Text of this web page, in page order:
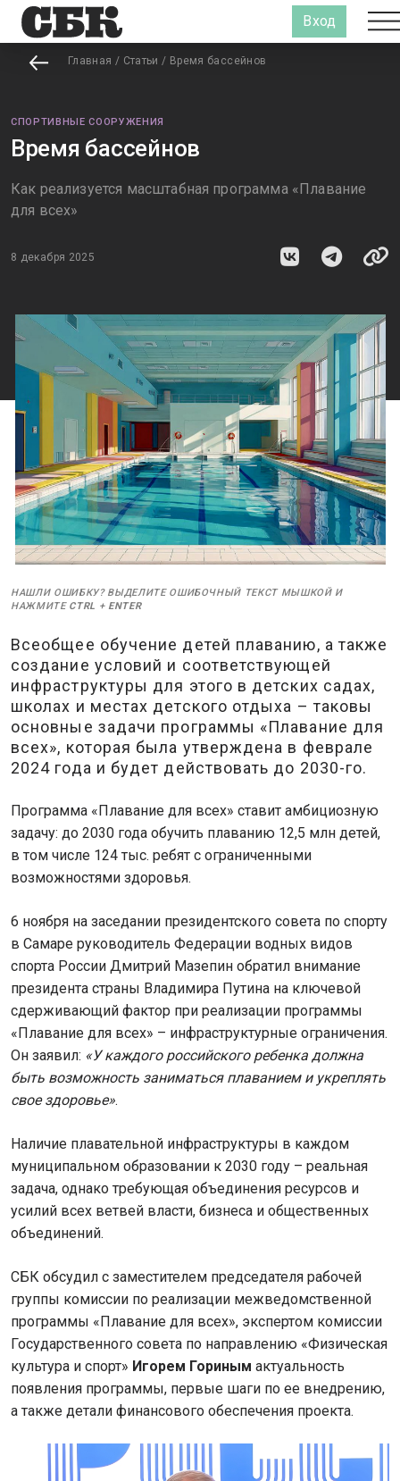
Вход
Главная / Статьи / Время бассейнов
СПОРТИВНЫЕ СООРУЖЕНИЯ
Время бассейнов
Как реализуется масштабная программа «Плавание
для всех»
8 декабря 2025
НАШЛИ ОШИБКУ? ВЫДЕЛИТЕ ОШИБОЧНЫЙ ТЕКСТ МЫШКОЙ И
НАЖМИТЕ CTRL + ENTER
Всеобщее обучение детей плаванию, а также
создание условий и соответствующей
инфраструктуры для этого в детских садах,
школах и местах детского отдыха – таковы
основные задачи программы «Плавание для
всех», которая была утверждена в феврале
2024 года и будет действовать до 2030-го.
Программа «Плавание для всех» ставит амбициозную
задачу: до 2030 года обучить плаванию 12,5 млн детей,
в том числе 124 тыс. ребят с ограниченными
возможностями здоровья.
6 ноября на заседании президентского совета по спорту
в Самаре руководитель Федерации водных видов
спорта России Дмитрий Мазепин обратил внимание
президента страны Владимира Путина на ключевой
сдерживающий фактор при реализации программы
«Плавание для всех» – инфраструктурные ограничения.
Он заявил: «У каждого российского ребенка должна
быть возможность заниматься плаванием и укреплять
свое здоровье».
Наличие плавательной инфраструктуры в каждом
муниципальном образовании к 2030 году – реальная
задача, однако требующая объединения ресурсов и
усилий всех ветвей власти, бизнеса и общественных
объединений.
СБК обсудил с заместителем председателя рабочей
группы комиссии по реализации межведомственной
программы «Плавание для всех», экспертом комиссии
Государственного совета по направлению «Физическая
культура и спорт» Игорем Гориным актуальность
появления программы, первые шаги по ее внедрению,
а также детали финансового обеспечения проекта.